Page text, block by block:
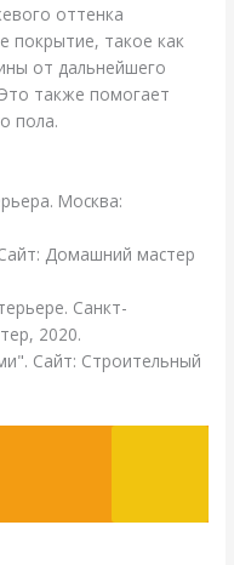
оттенка
покрытие, такое как
от дальнейшего
также помогает
пола.
Москва:
Домашний мастер
Санкт-
2020.
Сайт: Строительный